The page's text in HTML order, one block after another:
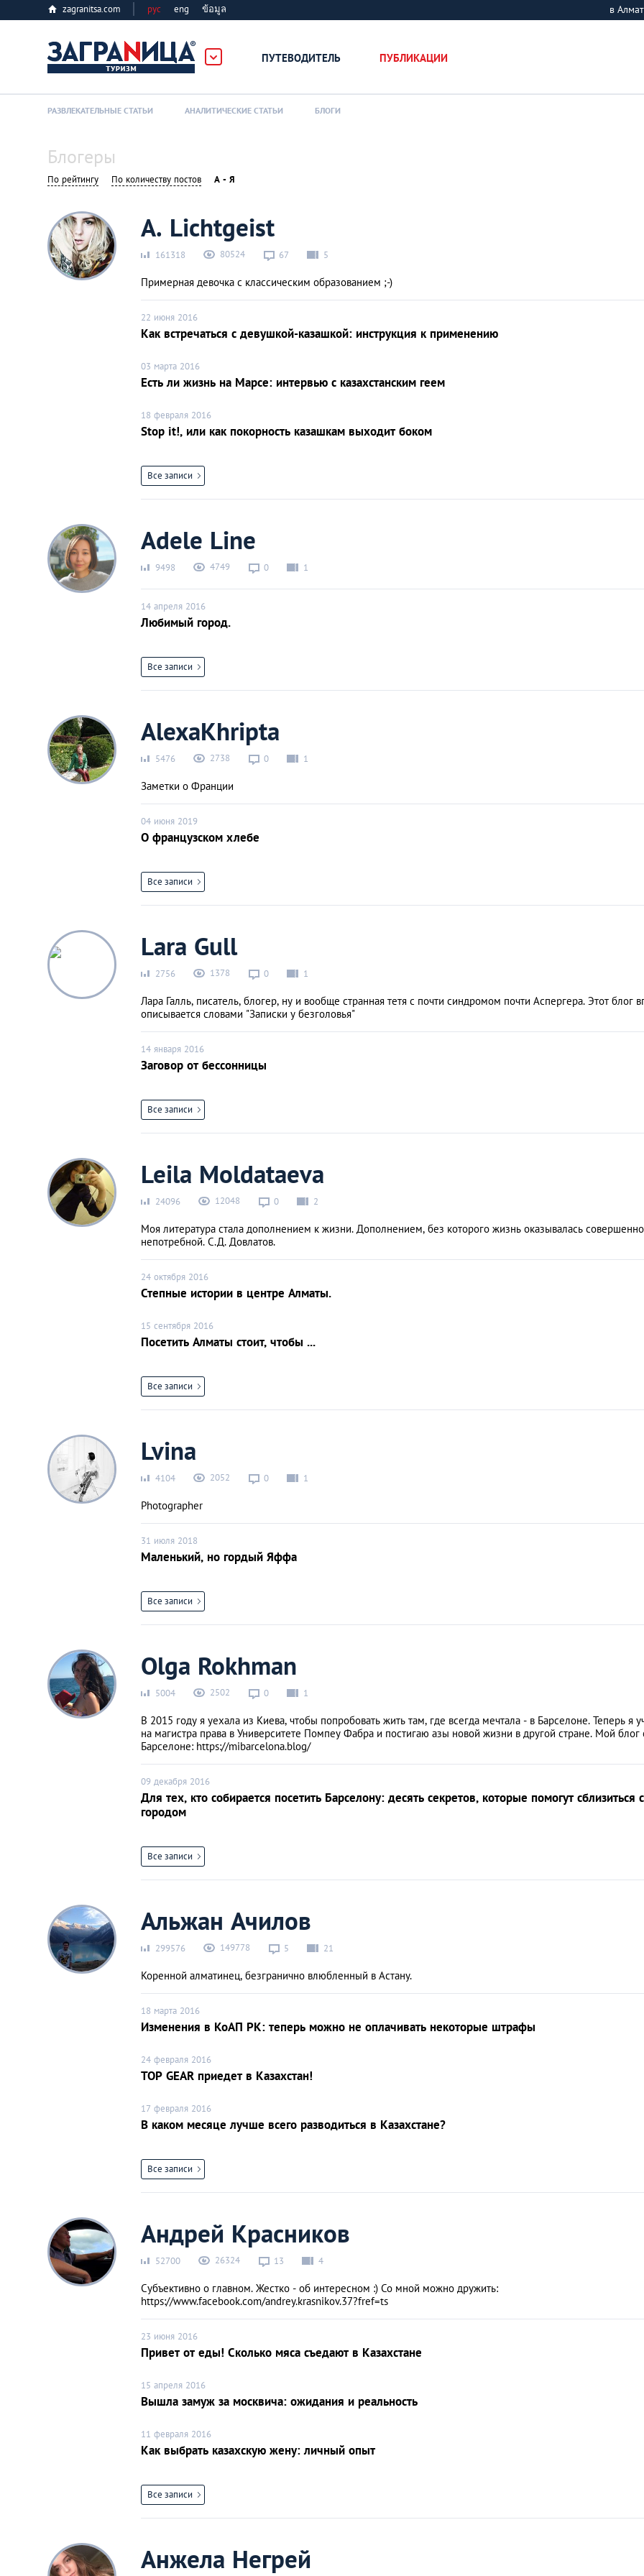
zagranitsa.com рус eng ข้อมูล в
ПУТЕВОДИТЕЛЬ ПУБЛИКАЦИИ
Астана
Афины
Киев
Лондон
Лос-Анджелес
Париж
Паттайя
Пхукет
Санкт-Петербург
РАЗВЛЕКАТЕЛЬНЫЕ СТАТЬИ АНАЛИТИЧЕСКИЕ СТАТЬИ БЛОГИ
Блогеры
По рейтингу По количеству постов А - Я
A. Lichtgeist
161318 80524 67 5
Примерная девочка с классическим образованием ;-)
22 июня 2016
Как встречаться с девушкой-казашкой: инструкция к применению
03 марта 2016
Есть ли жизнь на Марсе: интервью с казахстанским геем
18 февраля 2016
Stop it!, или как покорность казашкам выходит боком
Все записи
Adele Line
9498 4749 0 1
14 апреля 2016
Любимый город.
Все записи
AlexaKhripta
5476 2738 0 1
Заметки о Франции
04 июня 2019
О французском хлебе
Все записи
Lara Gull
2756 1378 0 1
Лара Галль, писатель, блогер, ну и вообще странная тетя с почти синдромом почти Аспергера. Этот блог
описывается словами "Записки у безголовья"
14 января 2016
Заговор от бессонницы
Все записи
Leila Moldataeva
24096 12048 0 2
Моя литература стала дополнением к жизни. Дополнением, без которого жизнь оказывалась совершенно
непотребной. С.Д. Довлатов.
24 октября 2016
Степные истории в центре Алматы.
15 сентября 2016
Посетить Алматы стоит, чтобы ...
Все записи
Lvina
4104 2052 0 1
Photographer
31 июля 2018
Маленький, но гордый Яффа
Все записи
Olga Rokhman
5004 2502 0 1
В 2015 году я уехала из Киева, чтобы попробовать жить там, где всегда мечтала - в Барселоне. Теперь я
на магистра права в Университете Помпеу Фабра и постигаю азы новой жизни в другой стране. Мой блог
Барселоне: https://mibarcelona.blog/
09 декабря 2016
Для тех, кто собирается посетить Барселону: десять секретов, которые помогут сблизиться с
городом
Все записи
Альжан Ачилов
299576 149778 5 21
Коренной алматинец, безгранично влюбленный в Астану.
18 марта 2016
Изменения в КоАП РК: теперь можно не оплачивать некоторые штрафы
24 февраля 2016
TOP GEAR приедет в Казахстан!
17 февраля 2016
В каком месяце лучше всего разводиться в Казахстане?
Все записи
Андрей Красников
52700 26324 13 4
Субъективно о главном. Жестко - об интересном :) Со мной можно дружить:
https://www.facebook.com/andrey.krasnikov.37?fref=ts
23 июня 2016
Привет от еды! Сколько мяса съедают в Казахстане
15 апреля 2016
Вышла замуж за москвича: ожидания и реальность
11 февраля 2016
Как выбрать казахскую жену: личный опыт
Все записи
Анжела Негрей